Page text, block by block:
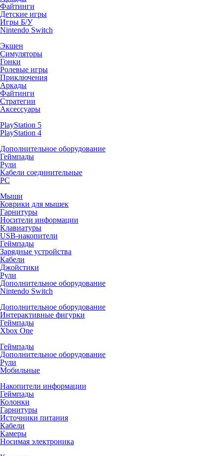
Файтинги
Детские игры
Игры Б/У
Nintendo Switch
Экшен
Симуляторы
Гонки
Ролевые игры
Приключения
Аркады
Файтинги
Стратегии
Аксессуары
PlayStation 5
PlayStation 4
Дополнительное оборудование
Геймпады
Рули
Кабели соединительные
PC
Мыши
Коврики для мышек
Гарнитуры
Носители информации
Клавиатуры
USB-накопители
Геймпады
Зарядные устройства
Кабели
Джойстики
Рули
Дополнительное оборудование
Nintendo Switch
Дополнительное оборудование
Интерактивные фигурки
Геймпады
Xbox One
Геймпады
Дополнительное оборудование
Рули
Мобильные
Накопители информации
Геймпады
Колонки
Гарнитуры
Источники питания
Кабели
Камеры
Носимая электроника